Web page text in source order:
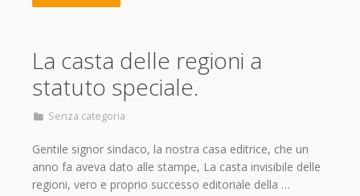
La casta delle regioni a
statuto speciale.
Senza categoria
Gentile signor sindaco, la nostra casa editrice, che un
anno fa aveva dato alle stampe, La casta invisibile delle
regioni, vero e proprio successo editoriale della …